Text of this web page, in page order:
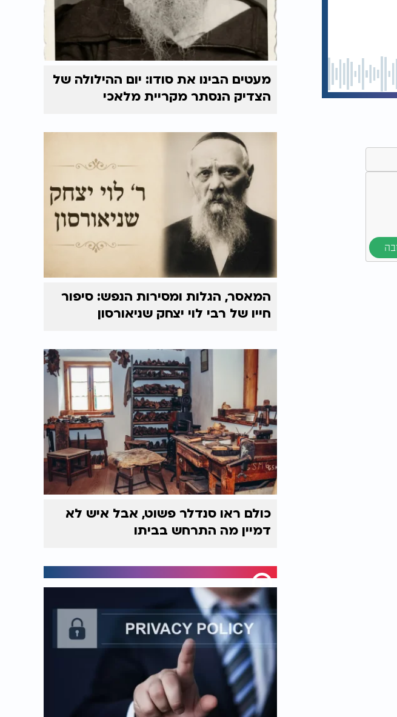
מעטים הבינו את סודו: יום ההילולה של
הצדיק הנסתר מקריית מלאכי
המאסר, הגלות ומסירות הנפש: סיפור
חייו של רבי לוי יצחק שניאורסון
כולם ראו סנדלר פשוט, אבל איש לא
דמיין מה התרחש בביתו